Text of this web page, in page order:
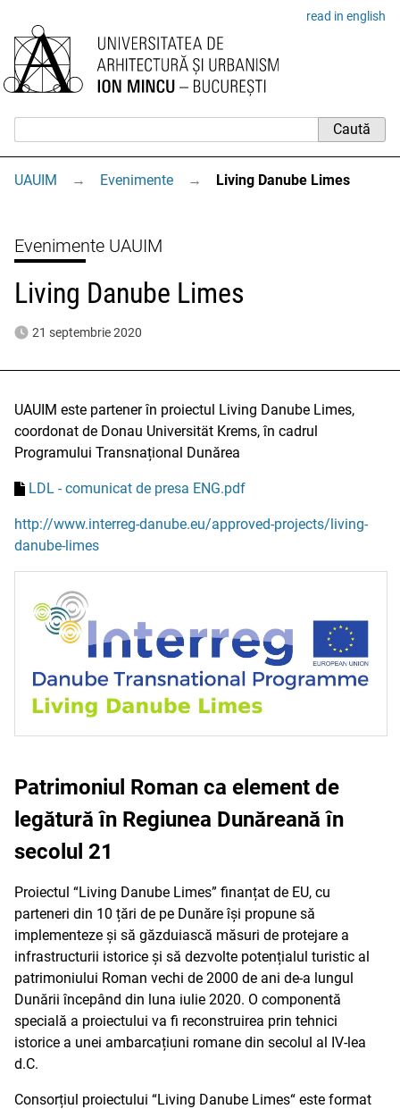
read in english
UAUIM → Evenimente → Living Danube Limes
Evenimente UAUIM
Living Danube Limes
21 septembrie 2020
UAUIM este partener în proiectul Living Danube Limes,
coordonat de Donau Universität Krems, în cadrul
Programului Transnațional Dunărea
LDL - comunicat de presa ENG.pdf
http://www.interreg-danube.eu/approved-projects/living-
danube-limes
Patrimoniul Roman ca element de
legătură în Regiunea Dunăreană în
secolul 21
Proiectul “Living Danube Limes” finanțat de EU, cu
parteneri din 10 țări de pe Dunăre își propune să
implementeze și să găzduiască măsuri de protejare a
infrastructurii istorice și să dezvolte potențialul turistic al
patrimoniului Roman vechi de 2000 de ani de-a lungul
Dunării începând din luna iulie 2020. O componentă
specială a proiectului va fi reconstruirea prin tehnici
istorice a unei ambarcațiuni romane din secolul al IV-lea
d.C.
Consorțiul proiectului “Living Danube Limes“ este format